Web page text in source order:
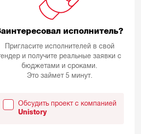
исполнитель?
Пригласите исполнителей в свой
и получите реальные заявки с
бюджетами и сроками.
Это займет 5 минут.
Обсудить проект с компанией
Unistory